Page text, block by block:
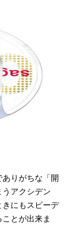
りがちな「開
アクシデン
きにもスピーデ
とが出来ま